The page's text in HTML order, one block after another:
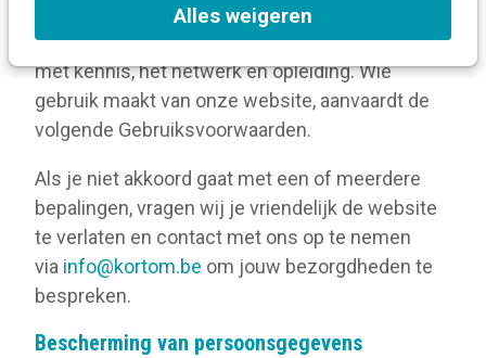
Alles weigeren
socialprofitcommunicatie brengen we
communicatieprofessionals uit het vak samen
met kennis, het netwerk en opleiding. Wie
gebruik maakt van onze website, aanvaardt de
volgende Gebruiksvoorwaarden.
Als je niet akkoord gaat met een of meerdere
bepalingen, vragen wij je vriendelijk de website
te verlaten en contact met ons op te nemen
via info@kortom.be om jouw bezorgdheden te
bespreken.
Bescherming van persoonsgegevens